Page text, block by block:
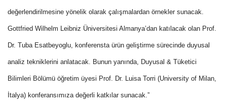
değerlendirilmesine yönelik olarak çalışmalardan örnekler sunacak.
Gottfried Wilhelm Leibniz Üniversitesi Almanya’dan katılacak olan Prof.
Dr. Tuba Esatbeyoglu, konferensta ürün geliştirme sürecinde duyusal
analiz tekniklerini anlatacak. Bunun yanında, Duyusal & Tüketici
Bilimleri Bölümü öğretim üyesi Prof. Dr. Luisa Torri (University of Milan,
İtalya) konferansımıza değerli katkılar sunacak.”